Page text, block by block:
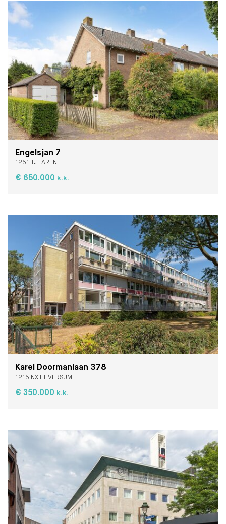
Engelsjan 7
1251 TJ LAREN
€ 650.000 k.k.
Karel Doormanlaan 378
1215 NX HILVERSUM
€ 350.000 k.k.